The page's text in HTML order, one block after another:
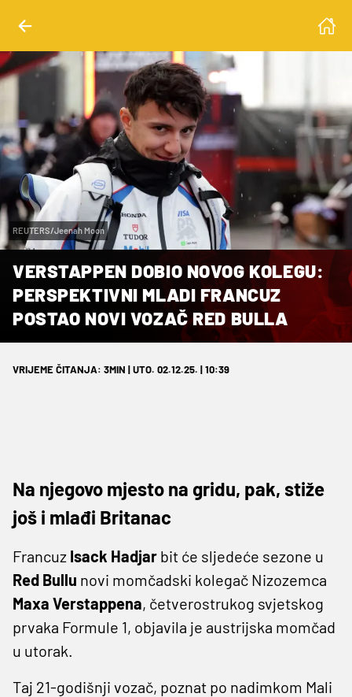
REUTERS/Jeenah Moon
VERSTAPPEN DOBIO NOVOG KOLEGU:
PERSPEKTIVNI MLADI FRANCUZ
POSTAO NOVI VOZAČ RED BULLA
VRIJEME ČITANJA: 3MIN | UTO. 02.12.25. | 10:39
Na njegovo mjesto na gridu, pak, stiže
još i mlađi Britanac
Francuz Isack Hadjar bit će sljedeće sezone u
Red Bullu novi momčadski kolegač Nizozemca
Maxa Verstappena, četverostrukog svjetskog
prvaka Formule 1, objavila je austrijska momčad
u utorak.
Taj 21-godišnji vozač, poznat po nadimkom Mali